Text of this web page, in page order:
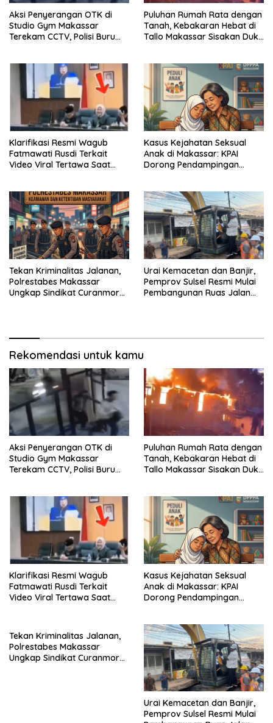
Aksi Penyerangan OTK di
Studio Gym Makassar
Terekam CCTV, Polisi Buru
Puluhan Rumah Rata dengan
Tanah, Kebakaran Hebat di
Tallo Makassar Sisakan Duka
Klarifikasi Resmi Wagub
Fatmawati Rusdi Terkait
Video Viral Tertawa Saat
Kasus Kejahatan Seksual
Anak di Makassar: KPAI
Dorong Pendampingan
Tekan Kriminalitas Jalanan,
Polrestabes Makassar
Ungkap Sindikat Curanmor
Urai Kemacetan dan Banjir,
Pemprov Sulsel Resmi Mulai
Pembangunan Ruas Jalan
Rekomendasi untuk kamu
Aksi Penyerangan OTK di
Studio Gym Makassar
Terekam CCTV, Polisi Buru
Puluhan Rumah Rata dengan
Tanah, Kebakaran Hebat di
Tallo Makassar Sisakan Duka
Klarifikasi Resmi Wagub
Fatmawati Rusdi Terkait
Video Viral Tertawa Saat
Kasus Kejahatan Seksual
Anak di Makassar: KPAI
Dorong Pendampingan
Tekan Kriminalitas Jalanan,
Polrestabes Makassar
Ungkap Sindikat Curanmor
Urai Kemacetan dan Banjir,
Pemprov Sulsel Resmi Mulai